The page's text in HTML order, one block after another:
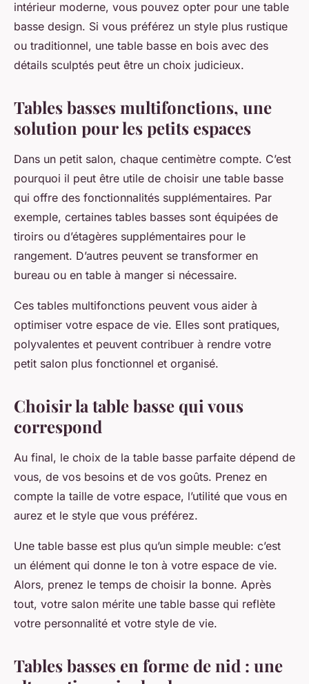
intérieur moderne, vous pouvez opter pour une table
basse design. Si vous préférez un style plus rustique
ou traditionnel, une table basse en bois avec des
détails sculptés peut être un choix judicieux.
Tables basses multifonctions, une
solution pour les petits espaces
Dans un petit salon, chaque centimètre compte. C’est
pourquoi il peut être utile de choisir une table basse
qui offre des fonctionnalités supplémentaires. Par
exemple, certaines tables basses sont équipées de
tiroirs ou d’étagères supplémentaires pour le
rangement. D’autres peuvent se transformer en
bureau ou en table à manger si nécessaire.
Ces tables multifonctions peuvent vous aider à
optimiser votre espace de vie. Elles sont pratiques,
polyvalentes et peuvent contribuer à rendre votre
petit salon plus fonctionnel et organisé.
Choisir la table basse qui vous
correspond
Au final, le choix de la table basse parfaite dépend de
vous, de vos besoins et de vos goûts. Prenez en
compte la taille de votre espace, l’utilité que vous en
aurez et le style que vous préférez.
Une table basse est plus qu’un simple meuble: c’est
un élément qui donne le ton à votre espace de vie.
Alors, prenez le temps de choisir la bonne. Après
tout, votre salon mérite une table basse qui reflète
votre personnalité et votre style de vie.
Tables basses en forme de nid : une